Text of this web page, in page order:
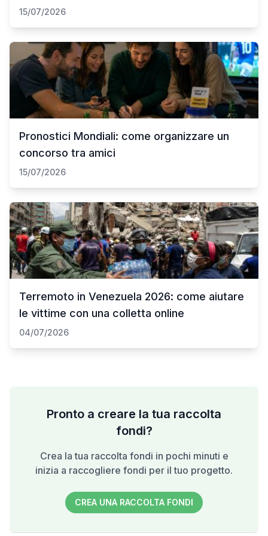
15/07/2026
Pronostici Mondiali: come organizzare un
concorso tra amici
15/07/2026
Terremoto in Venezuela 2026: come aiutare
le vittime con una colletta online
04/07/2026
Pronto a creare la tua raccolta
fondi?
Crea la tua raccolta fondi in pochi minuti e
inizia a raccogliere fondi per il tuo progetto.
CREA UNA RACCOLTA FONDI